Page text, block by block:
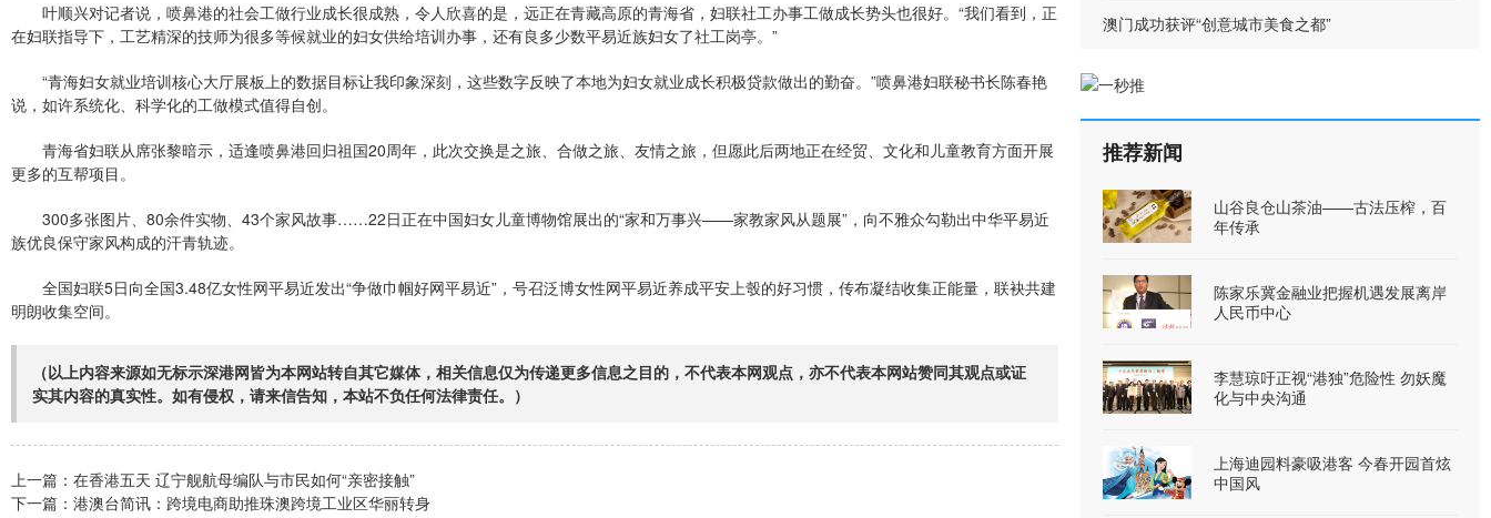
叶顺兴对记者说，喷鼻港的社会工做行业成长很成熟，令人欣喜的是，远正在青藏高原的青海省，妇联社工办事工做成长势头也很好。“我们看到，正
在妇联指导下，工艺精深的技师为很多等候就业的妇女供给培训办事，还有良多少数平易近族妇女了社工岗亭。”
“青海妇女就业培训核心大厅展板上的数据目标让我印象深刻，这些数字反映了本地为妇女就业成长积极贷款做出的勤奋。”喷鼻港妇联秘书长陈春艳
说，如许系统化、科学化的工做模式值得自创。
青海省妇联从席张黎暗示，适逢喷鼻港回归祖国20周年，此次交换是之旅、合做之旅、友情之旅，但愿此后两地正在经贸、文化和儿童教育方面开展
更多的互帮项目。
300多张图片、80余件实物、43个家风故事……22日正在中国妇女儿童博物馆展出的“家和万事兴——家教家风从题展”，向不雅众勾勒出中华平易近
族优良保守家风构成的汗青轨迹。
全国妇联5日向全国3.48亿女性网平易近发出“争做巾帼好网平易近”，号召泛博女性网平易近养成平安上彀的好习惯，传布凝结收集正能量，联袂共建
明朗收集空间。
（以上内容来源如无标示深港网皆为本网站转自其它媒体，相关信息仅为传递更多信息之目的，不代表本网观点，亦不代表本网站赞同其观点或证
实其内容的真实性。如有侵权，请来信告知，本站不负任何法律责任。）
上一篇： 在香港五天 辽宁舰航母编队与市民如何“亲密接触”
下一篇： 港澳台简讯：跨境电商助推珠澳跨境工业区华丽转身
澳门成功获评“创意城市美食之都”
推荐新闻
山谷良仓山茶油——古法压榨，百
年传承
陈家乐冀金融业把握机遇发展离岸
人民币中心
李慧琼吁正视“港独”危险性 勿妖魔
化与中央沟通
上海迪园料豪吸港客 今春开园首炫
中国风